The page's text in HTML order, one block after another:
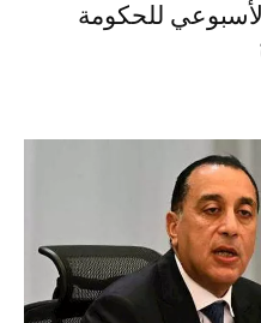
للحكومة